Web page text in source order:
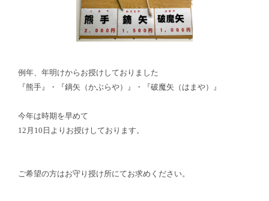
例年、年明けからお授けしておりました
『熊手』・『鏑矢（かぶらや）』・『破魔矢（はまや）』
今年は時期を早めて
12月10日よりお授けしております。
ご希望の方はお守り授け所にてお求めください。